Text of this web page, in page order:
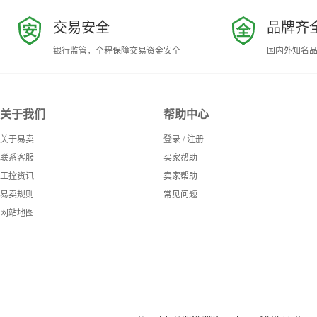
交易安全
银行监管，全程保障交易资金安全
品牌齐
国内外知名
关于我们
关于易卖
联系客服
工控资讯
易卖规则
网站地图
帮助中心
登录 / 注册
买家帮助
卖家帮助
常见问题